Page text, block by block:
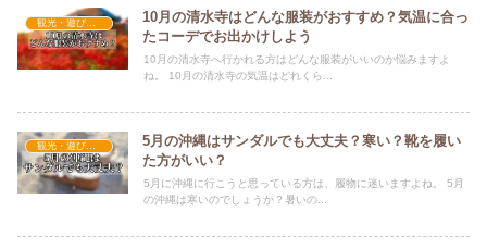
10月の清水寺はどんな服装がおすすめ？気温に合っ
たコーデでお出かけしよう
10月の清水寺へ行かれる方はどんな服装がいいのか悩みますよ
ね。 10月の清水寺の気温はどれくら...
観光・遊びスポット×おすすめの服装
5月の沖縄はサンダルでも大丈夫？寒い？靴を履い
た方がいい？
5月に沖縄に行こうと思っている方は、履物に迷いますよね。 5月
の沖縄は寒いのでしょうか？暑いの...